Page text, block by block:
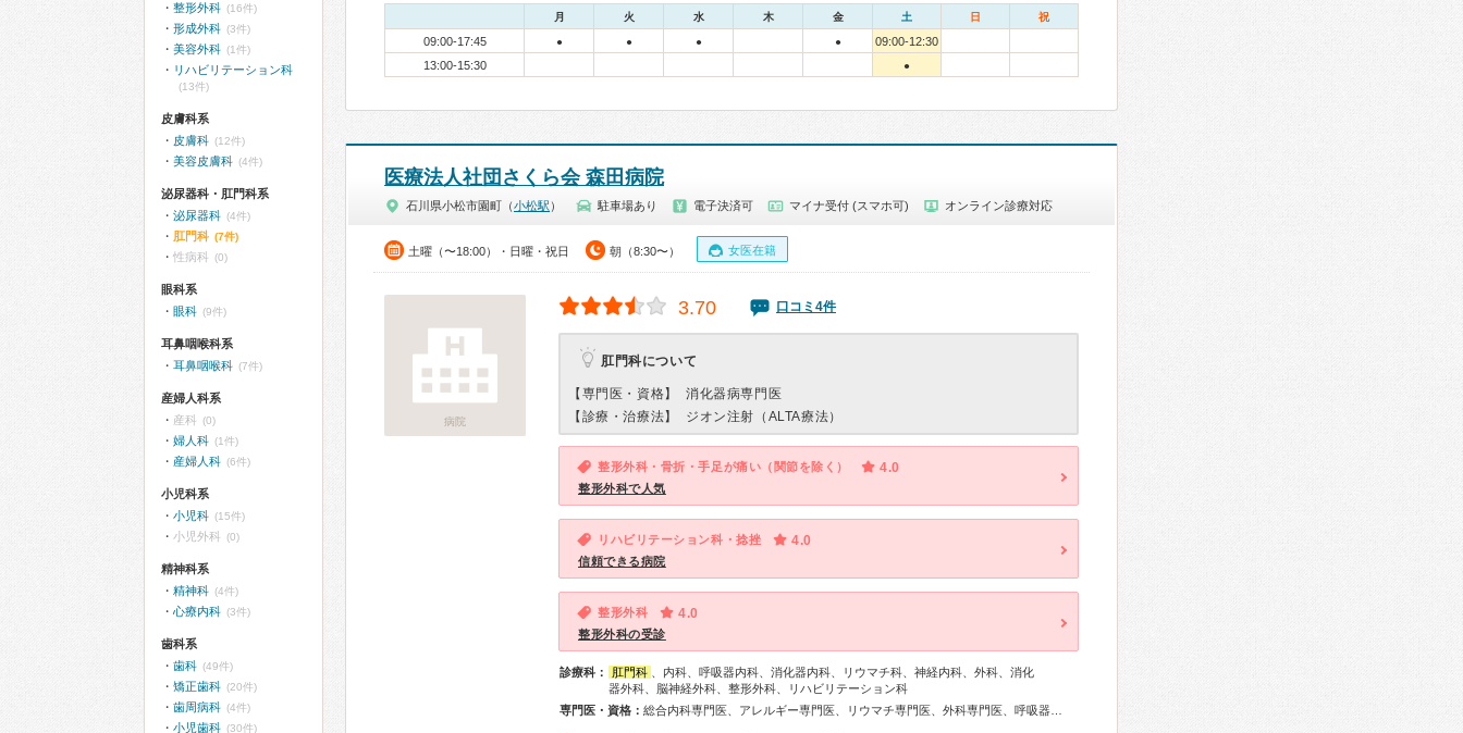
月 火 水 木 金 土 日 祝
09:00-17:45 ● ● ● ●
09:00-12:30
13:00-15:30
●
医療法人社団さくら会 森田病院
石川県小松市園町（小松駅 ） 駐車場あり 電子決済可 マイナ受付 (スマホ可) オンライン診療対応
土曜（〜18:00）・日曜・祝日 朝（8:30〜） 女医在籍
病院
3.70 口コミ4件
肛門科について
【専門医・資格】
消化器病専門医
【診療・治療法】
ジオン注射（ALTA療法）
整形外科・骨折・手足が痛い（関節を除く） 4.0
整形外科で人気
リハビリテーション科・捻挫 4.0
信頼できる病院
整形外科 4.0
整形外科の受診
診療科： 肛門科
、内科、呼吸器内科、消化器内科、リウマチ科、神経内科、外科、消化
器外科、脳神経外科、整形外科、リハビリテーション科
専門医・資格：
整形外科 (16件)
形成外科 (3件)
美容外科 (1件)
リハビリテーション科
(13件)
皮膚科系
皮膚科 (12件)
美容皮膚科 (4件)
泌尿器科・肛門科系
泌尿器科 (4件)
肛門科 (7件)
性病科 (0)
眼科系
眼科 (9件)
耳鼻咽喉科系
耳鼻咽喉科 (7件)
産婦人科系
産科 (0)
婦人科 (1件)
産婦人科 (6件)
小児科系
小児科 (15件)
小児外科 (0)
精神科系
精神科 (4件)
心療内科 (3件)
歯科系
歯科 (49件)
矯正歯科 (20件)
歯周病科 (4件)
小児歯科 (30件)